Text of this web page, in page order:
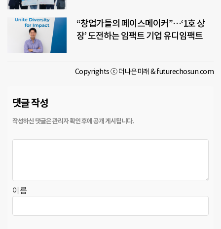
“창업가들의 페이스메이커”…‘1호 상
장’ 도전하는 임팩트 기업 유디임팩트
Copyrights ⓒ 더나은미래 & futurechosun.com
댓글 작성
이름